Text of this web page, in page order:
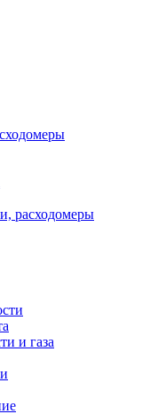
расходомеры
и газа